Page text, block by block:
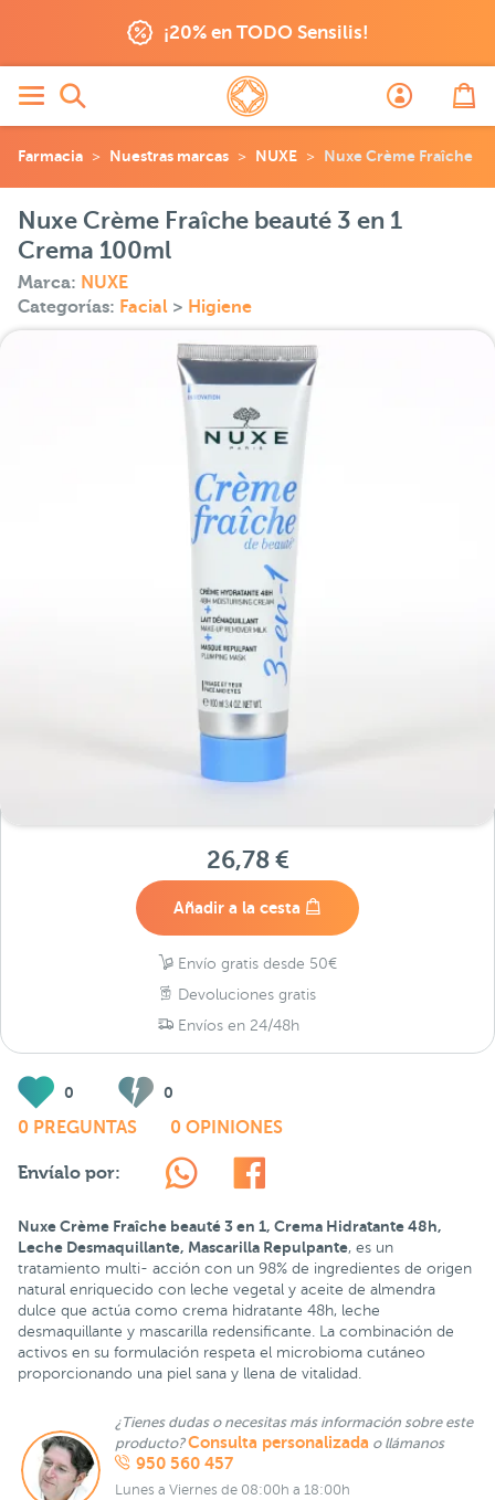
¡20% en TODO Sensilis!
Farmacia Nuestras marcas NUXE Nuxe Crème Fraîche
Nuxe Crème Fraîche beauté 3 en 1
Crema 100ml
Marca: NUXE
Categorías: Facial > Higiene
26,78 €
Añadir a la cesta
Envío gratis desde 50€
Devoluciones gratis
Envíos en 24/48h
0 0
0 PREGUNTAS 0 OPINIONES
Envíalo por:
Nuxe Crème Fraîche beauté 3 en 1, Crema Hidratante 48h,
Leche Desmaquillante, Mascarilla Repulpante, es un
tratamiento multi- acción con un 98% de ingredientes de origen
natural enriquecido con leche vegetal y aceite de almendra
dulce que actúa como crema hidratante 48h, leche
desmaquillante y mascarilla redensificante. La combinación de
activos en su formulación respeta el microbioma cutáneo
proporcionando una piel sana y llena de vitalidad.
¿Tienes dudas o necesitas más información sobre este
producto?Consulta personalizada o llámanos
950 560 457
Lunes a Viernes de 08:00h a 18:00h